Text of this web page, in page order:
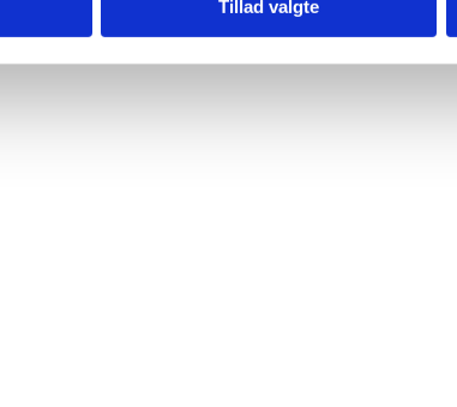
Tillad valgte